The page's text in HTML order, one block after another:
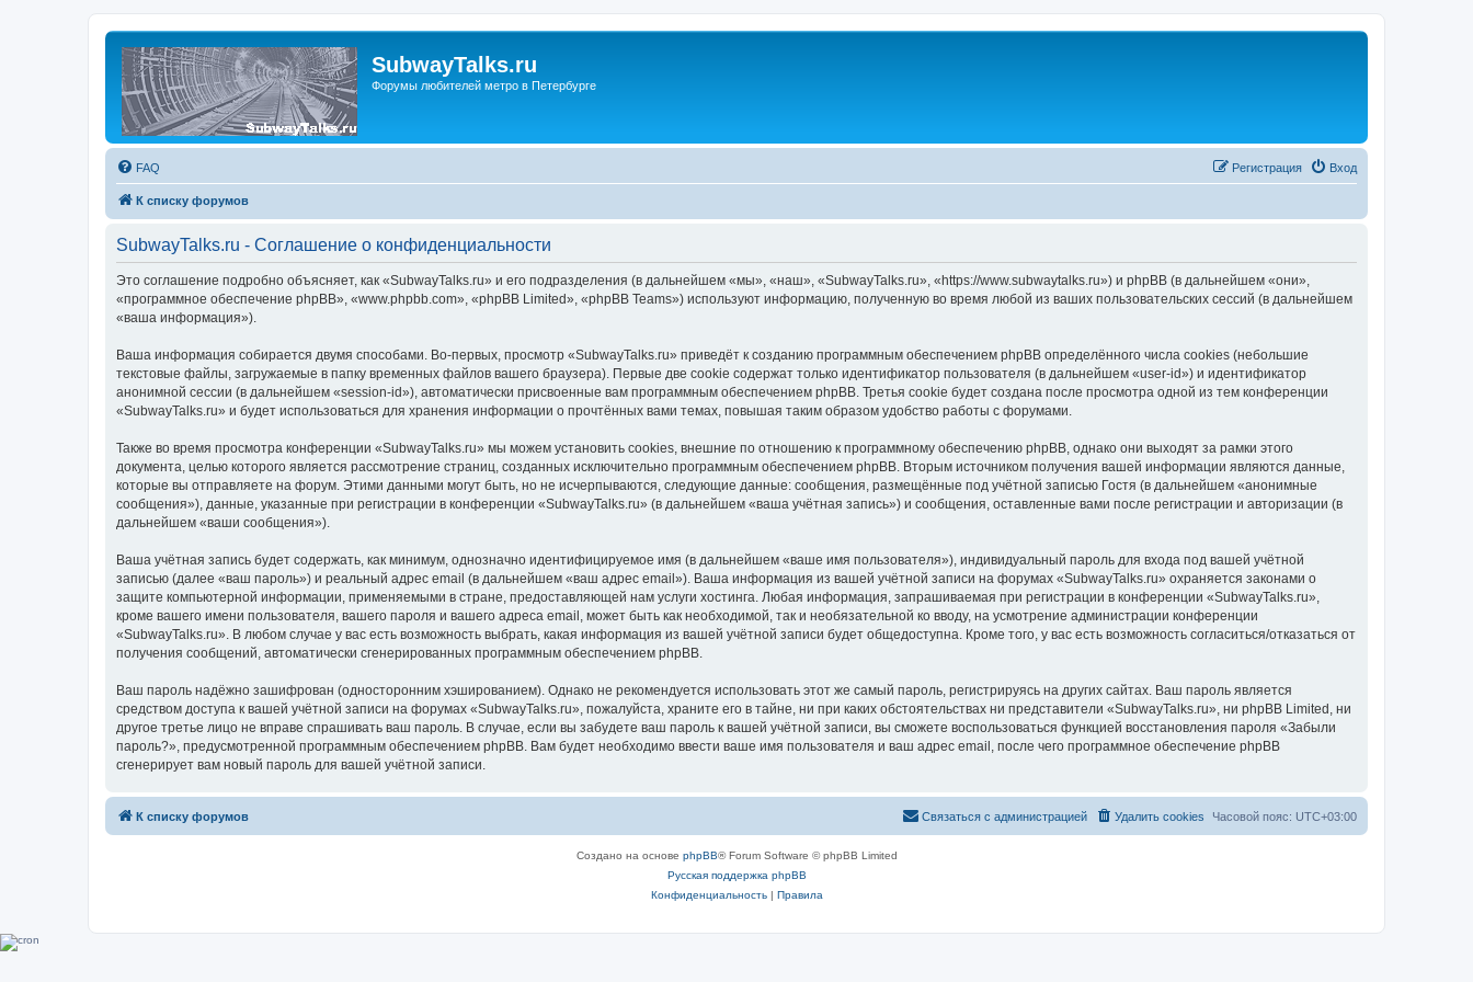
SubwayTalks.ru
Форумы любителей метро в Петербурге
FAQ Вход
Регистрация
К списку форумов
SubwayTalks.ru - Соглашение о конфиденциальности
Это соглашение подробно объясняет, как «SubwayTalks.ru» и его подразделения (в дальнейшем «мы», «наш», «SubwayTalks.ru», «https://www.subwaytalks.ru») и phpBB (в дальнейшем «они»,
«программное обеспечение phpBB», «www.phpbb.com», «phpBB Limited», «phpBB Teams») используют информацию, полученную во время любой из ваших пользовательских сессий (в дальнейшем
«ваша информация»).
Ваша информация собирается двумя способами. Во-первых, просмотр «SubwayTalks.ru» приведёт к созданию программным обеспечением phpBB определённого числа cookies (небольшие
текстовые файлы, загружаемые в папку временных файлов вашего браузера). Первые две cookie содержат только идентификатор пользователя (в дальнейшем «user-id») и идентификатор
анонимной сессии (в дальнейшем «session-id»), автоматически присвоенные вам программным обеспечением phpBB. Третья cookie будет создана после просмотра одной из тем конференции
«SubwayTalks.ru» и будет использоваться для хранения информации о прочтённых вами темах, повышая таким образом удобство работы с форумами.
Также во время просмотра конференции «SubwayTalks.ru» мы можем установить cookies, внешние по отношению к программному обеспечению phpBB, однако они выходят за рамки этого
документа, целью которого является рассмотрение страниц, созданных исключительно программным обеспечением phpBB. Вторым источником получения вашей информации являются данные,
которые вы отправляете на форум. Этими данными могут быть, но не исчерпываются, следующие данные: сообщения, размещённые под учётной записью Гостя (в дальнейшем «анонимные
сообщения»), данные, указанные при регистрации в конференции «SubwayTalks.ru» (в дальнейшем «ваша учётная запись») и сообщения, оставленные вами после регистрации и авторизации (в
дальнейшем «ваши сообщения»).
Ваша учётная запись будет содержать, как минимум, однозначно идентифицируемое имя (в дальнейшем «ваше имя пользователя»), индивидуальный пароль для входа под вашей учётной
записью (далее «ваш пароль») и реальный адрес email (в дальнейшем «ваш адрес email»). Ваша информация из вашей учётной записи на форумах «SubwayTalks.ru» охраняется законами о
защите компьютерной информации, применяемыми в стране, предоставляющей нам услуги хостинга. Любая информация, запрашиваемая при регистрации в конференции «SubwayTalks.ru»,
кроме вашего имени пользователя, вашего пароля и вашего адреса email, может быть как необходимой, так и необязательной ко вводу, на усмотрение администрации конференции
«SubwayTalks.ru». В любом случае у вас есть возможность выбрать, какая информация из вашей учётной записи будет общедоступна. Кроме того, у вас есть возможность согласиться/отказаться от
получения сообщений, автоматически сгенерированных программным обеспечением phpBB.
Ваш пароль надёжно зашифрован (односторонним хэшированием). Однако не рекомендуется использовать этот же самый пароль, регистрируясь на других сайтах. Ваш пароль является
средством доступа к вашей учётной записи на форумах «SubwayTalks.ru», пожалуйста, храните его в тайне, ни при каких обстоятельствах ни представители «SubwayTalks.ru», ни phpBB Limited, ни
другое третье лицо не вправе спрашивать ваш пароль. В случае, если вы забудете ваш пароль к вашей учётной записи, вы сможете воспользоваться функцией восстановления пароля «Забыли
пароль?», предусмотренной программным обеспечением phpBB. Вам будет необходимо ввести ваше имя пользователя и ваш адрес email, после чего программное обеспечение phpBB
сгенерирует вам новый пароль для вашей учётной записи.
К списку форумов Часовой пояс: UTC+03:00
Удалить cookies
Связаться с администрацией
Создано на основе phpBB® Forum Software © phpBB Limited
Русская поддержка phpBB
Конфиденциальность| Правила